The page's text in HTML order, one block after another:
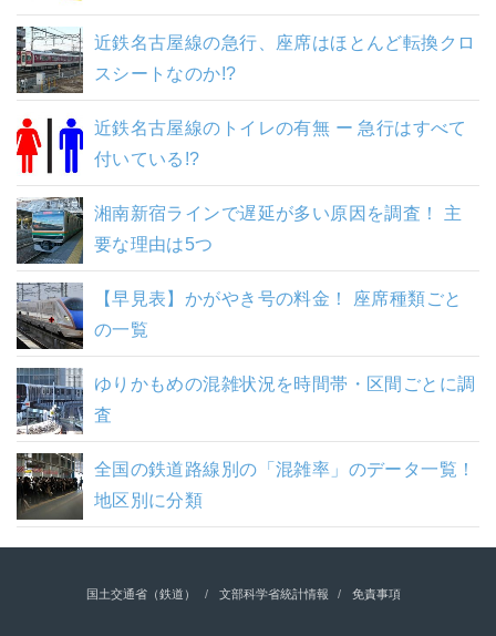
近鉄名古屋線の急行、座席はほとんど転換クロ
スシートなのか!?
近鉄名古屋線のトイレの有無 ー 急行はすべて
付いている!?
湘南新宿ラインで遅延が多い原因を調査！ 主
要な理由は5つ
【早見表】かがやき号の料金！ 座席種類ごと
の一覧
ゆりかもめの混雑状況を時間帯・区間ごとに調
査
全国の鉄道路線別の「混雑率」のデータ一覧！
地区別に分類
国土交通省（鉄道） 文部科学省統計情報 免責事項